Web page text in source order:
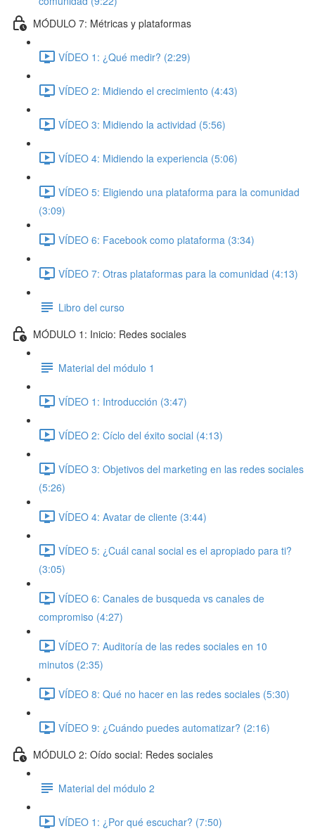
MÓDULO 7: Métricas y plataformas
VÍDEO 1: ¿Qué medir? (2:29)
VÍDEO 2: Midiendo el crecimiento (4:43)
VÍDEO 3: Midiendo la actividad (5:56)
VÍDEO 4: Midiendo la experiencia (5:06)
VÍDEO 5: Eligiendo una plataforma para la comunidad
(3:09)
VÍDEO 6: Facebook como plataforma (3:34)
VÍDEO 7: Otras plataformas para la comunidad (4:13)
Libro del curso
MÓDULO 1: Inicio: Redes sociales
Material del módulo 1
VÍDEO 1: Introducción (3:47)
VÍDEO 2: Cíclo del éxito social (4:13)
VÍDEO 3: Objetivos del marketing en las redes sociales
(5:26)
VÍDEO 4: Avatar de cliente (3:44)
VÍDEO 5: ¿Cuál canal social es el apropiado para ti?
(3:05)
VÍDEO 6: Canales de busqueda vs canales de
compromiso (4:27)
VÍDEO 7: Auditoría de las redes sociales en 10
minutos (2:35)
VÍDEO 8: Qué no hacer en las redes sociales (5:30)
VÍDEO 9: ¿Cuándo puedes automatizar? (2:16)
MÓDULO 2: Oído social: Redes sociales
Material del módulo 2
VÍDEO 1: ¿Por qué escuchar? (7:50)